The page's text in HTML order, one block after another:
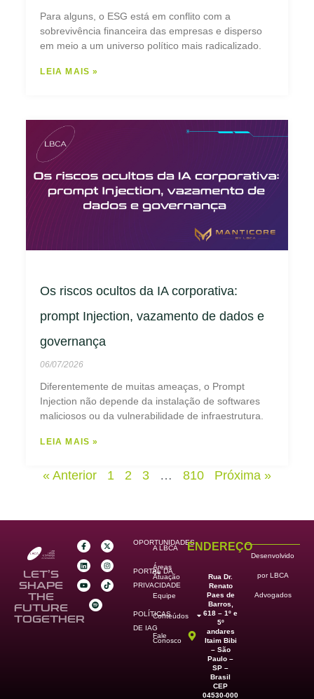
Para alguns, o ESG está em conflito com a
sobrevivência financeira das empresas e disperso
em meio a um universo político mais radicalizado.
LEIA MAIS »
Os riscos ocultos da IA corporativa:
prompt Injection, vazamento de dados e
governança
06/07/2026
Diferentemente de muitas ameaças, o Prompt
Injection não depende da instalação de softwares
maliciosos ou da vulnerabilidade de infraestrutura.
LEIA MAIS »
« Anterior 1 2 3 … 810 Próxima »
LET’S
SHAPE
THE
FUTURE
TOGETHER
OPORTUNIDADES
PORTAL DA
PRIVACIDADE
POLÍTICAS
DE IAG
A LBCA
Áreas
de
Atuação
Equipe
Conteúdos
Fale
Conosco
ENDEREÇO
Rua Dr.
Renato
Paes de
Barros,
618 – 1º e
5º
andares
Itaim Bibi
– São
Paulo –
SP –
Brasil
CEP
04530-000
Desenvolvido
por LBCA
Advogados